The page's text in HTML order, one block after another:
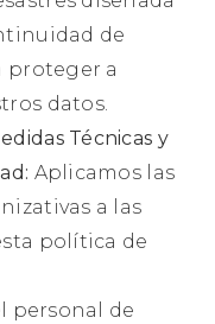
de
proteger a
datos.
Técnicas y
Aplicamos las
a las
política de
personal de